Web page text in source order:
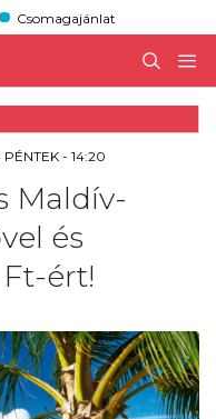
Csomagajánlat
PÉNTEK - 14:20
Maldív-
és
ért!